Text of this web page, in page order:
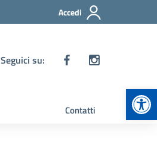
Accedi
Seguici su:
Contatti